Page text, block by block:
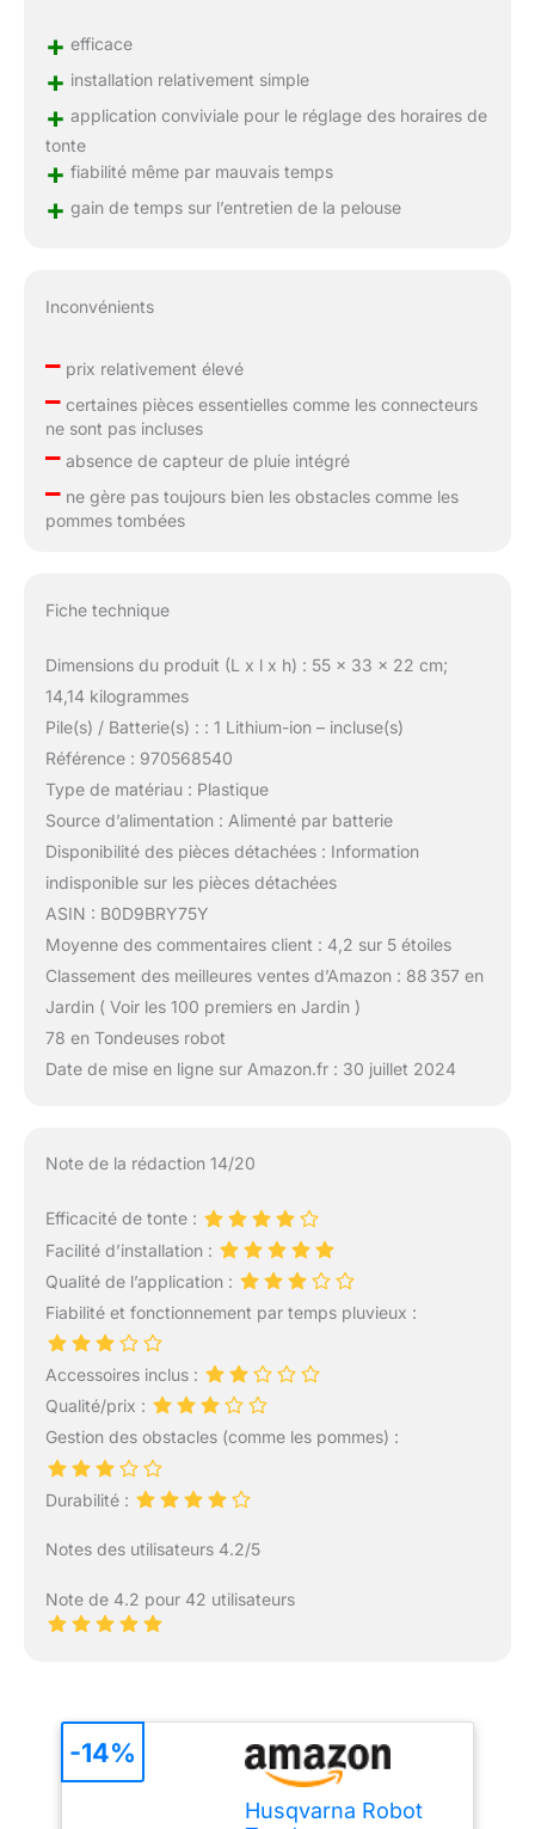
+ efficace
+ installation relativement simple
+ application conviviale pour le réglage des horaires de
tonte
+ fiabilité même par mauvais temps
+ gain de temps sur l’entretien de la pelouse
Inconvénients
–prix relativement élevé
–certaines pièces essentielles comme les connecteurs
ne sont pas incluses
–absence de capteur de pluie intégré
–ne gère pas toujours bien les obstacles comme les
pommes tombées
Fiche technique
Dimensions du produit (L x l x h) : 55 x 33 x 22 cm;
14,14 kilogrammes
Pile(s) / Batterie(s) : : 1 Lithium-ion – incluse(s)
Référence : 970568540
Type de matériau : Plastique
Source d’alimentation : Alimenté par batterie
Disponibilité des pièces détachées : Information
indisponible sur les pièces détachées
ASIN : B0D9BRY75Y
Moyenne des commentaires client : 4,2 sur 5 étoiles
Classement des meilleures ventes d’Amazon : 88 357 en
Jardin ( Voir les 100 premiers en Jardin )
78 en Tondeuses robot
Date de mise en ligne sur Amazon.fr : 30 juillet 2024
Note de la rédaction 14/20
Efficacité de tonte :
Facilité d’installation :
Qualité de l’application :
Fiabilité et fonctionnement par temps pluvieux :
Accessoires inclus :
Qualité/prix :
Gestion des obstacles (comme les pommes) :
Durabilité :
Notes des utilisateurs 4.2/5
Note de 4.2 pour 42 utilisateurs
Husqvarna Robot
-14%